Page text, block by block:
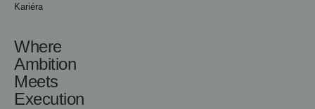
Kariéra
Where
Ambition
Meets
Execution